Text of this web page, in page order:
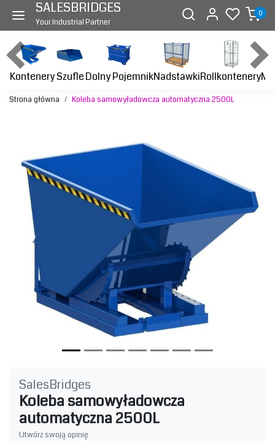
SALESBRIDGES
Your Industrial Partner
0
KontenerySzufleDolny PojemnikNadstawkiRollkontenery
Strona główna Koleba samowyładowcza automatyczna 2500L
Previous
SalesBridges
Koleba samowyładowcza
automatyczna 2500L
Utwórz swoją opinię